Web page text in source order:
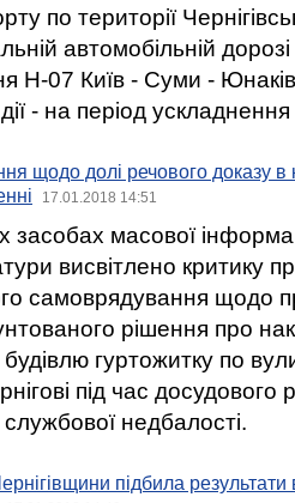
по території
автомобільній
Н-07 Київ - Суми -
дії - на період
щодо долі речового доказу
17.01.2018 14:51
засобах масової
висвітлено критику
самоврядування щодо
рішення про
гуртожитку по
під час досудового
недбалості.
підбила результати